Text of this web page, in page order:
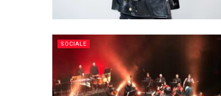
SOCIALE